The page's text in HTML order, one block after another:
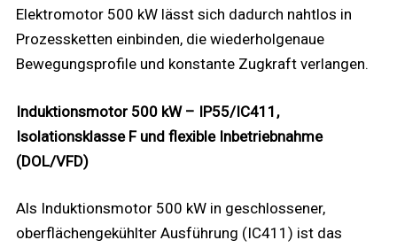
Elektromotor 500 kW lässt sich dadurch nahtlos in
Prozessketten einbinden, die wiederholgenaue
Bewegungsprofile und konstante Zugkraft verlangen.
Induktionsmotor 500 kW – IP55/IC411,
Isolationsklasse F und flexible Inbetriebnahme
(DOL/VFD)
Als Induktionsmotor 500 kW in geschlossener,
oberflächengekühlter Ausführung (IC411) ist das